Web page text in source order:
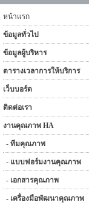
หน้าแรก
ข้อมูลทั่วไป
ข้อมูลผู้บริหาร
ตารางเวลาการให้บริการ
เว็บบอร์ด
ติดต่อเรา
งานคุณภาพ HA
- ทีมคุณภาพ
- แบบฟอร์มงานคุณภาพ
- เอกสารคุณภาพ
- เครื่องมือพัฒนาคุณภาพ